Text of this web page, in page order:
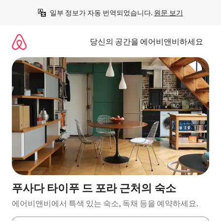
일부 정보가 자동 번역되었습니다. 원문 보기
당신의 공간을 에어비앤비하세요
푸사다 타이푸 드 포라 근처의 숙소
에어비앤비에서 특색 있는 숙소, 독채 등을 예약하세요.